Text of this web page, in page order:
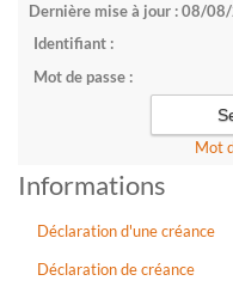
Dernière mise à jour : 08/
Identifiant :
Mot de passe :
Mot
Informations
Déclaration d'une créance
Déclaration de créance